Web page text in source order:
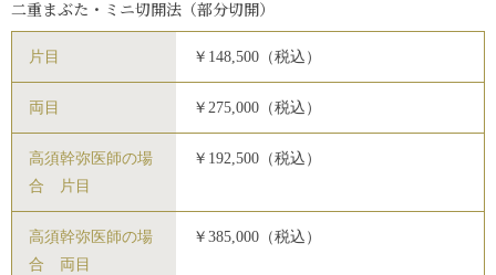
二重まぶた・ミニ切開法（部分切開）
片目 ￥148,500（税込）
両目 ￥275,000（税込）
高須幹弥医師の場
合 片目
￥192,500（税込）
高須幹弥医師の場
合 両目
￥385,000（税込）